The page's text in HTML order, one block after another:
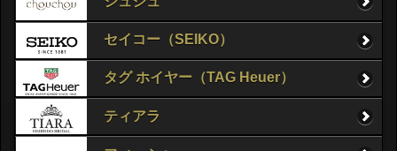
セイコー（SEIKO）
タグ ホイヤー（TAG Heuer）
ティアラ